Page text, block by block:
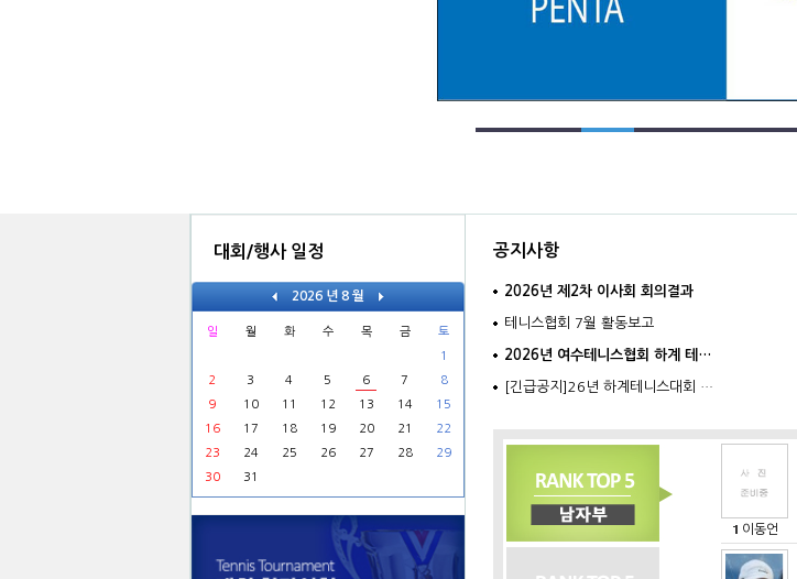
대회/행사 일정
2026 년 8 월
일 월 화 수 목 금
토
1
2
3 4 5 6 7
8
9
10 11 12 13 14
15
16
17 18 19 20 21
22
23
24 25 26 27 28
29
30
31
공지사항
2026년 제2차 이사회 회의결과
테니스협회 7월 활동보고
2026년 여수테니스협회 하계 테…
[긴급공지]26년 하계테니스대회 …
이동언